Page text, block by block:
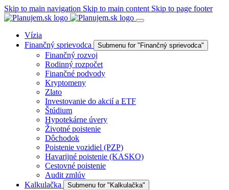
Skip to main navigation Skip to main content Skip to page footer
Vízia
Finančný sprievodca
Submenu for "Finančný sprievodca"
Finančný rozvoj
Rodinný rozpočet
Finančné podvody
Kryptomeny
Zlato
Investovanie do akcií a ETF
Štúdium
Hypotekárne úvery
Životné poistenie
Dôchodok
Poistenie vozidiel (PZP)
Havarijné poistenie (KASKO)
Cestovné poistenie
Audit zmlúv
Kalkulačka
Submenu for "Kalkulačka"